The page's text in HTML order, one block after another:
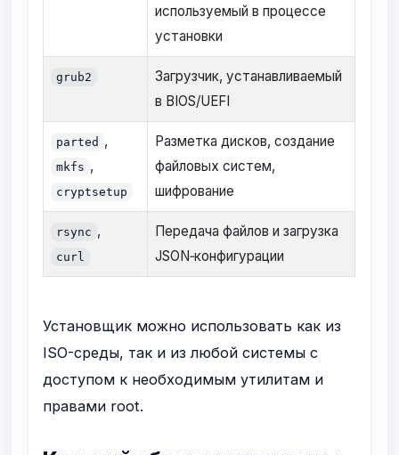
используемый в процессе
установки
grub2
Загрузчик, устанавливаемый
в BIOS/UEFI
parted ,
mkfs ,
cryptsetup
Разметка дисков, создание
файловых систем,
шифрование
rsync ,
curl
Передача файлов и загрузка
JSON‑конфигурации
Установщик можно использовать как из
ISO-среды, так и из любой системы с
доступом к необходимым утилитам и
правами root.